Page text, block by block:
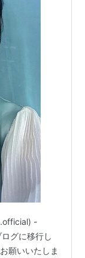
-
グに移行し
願いいたしま